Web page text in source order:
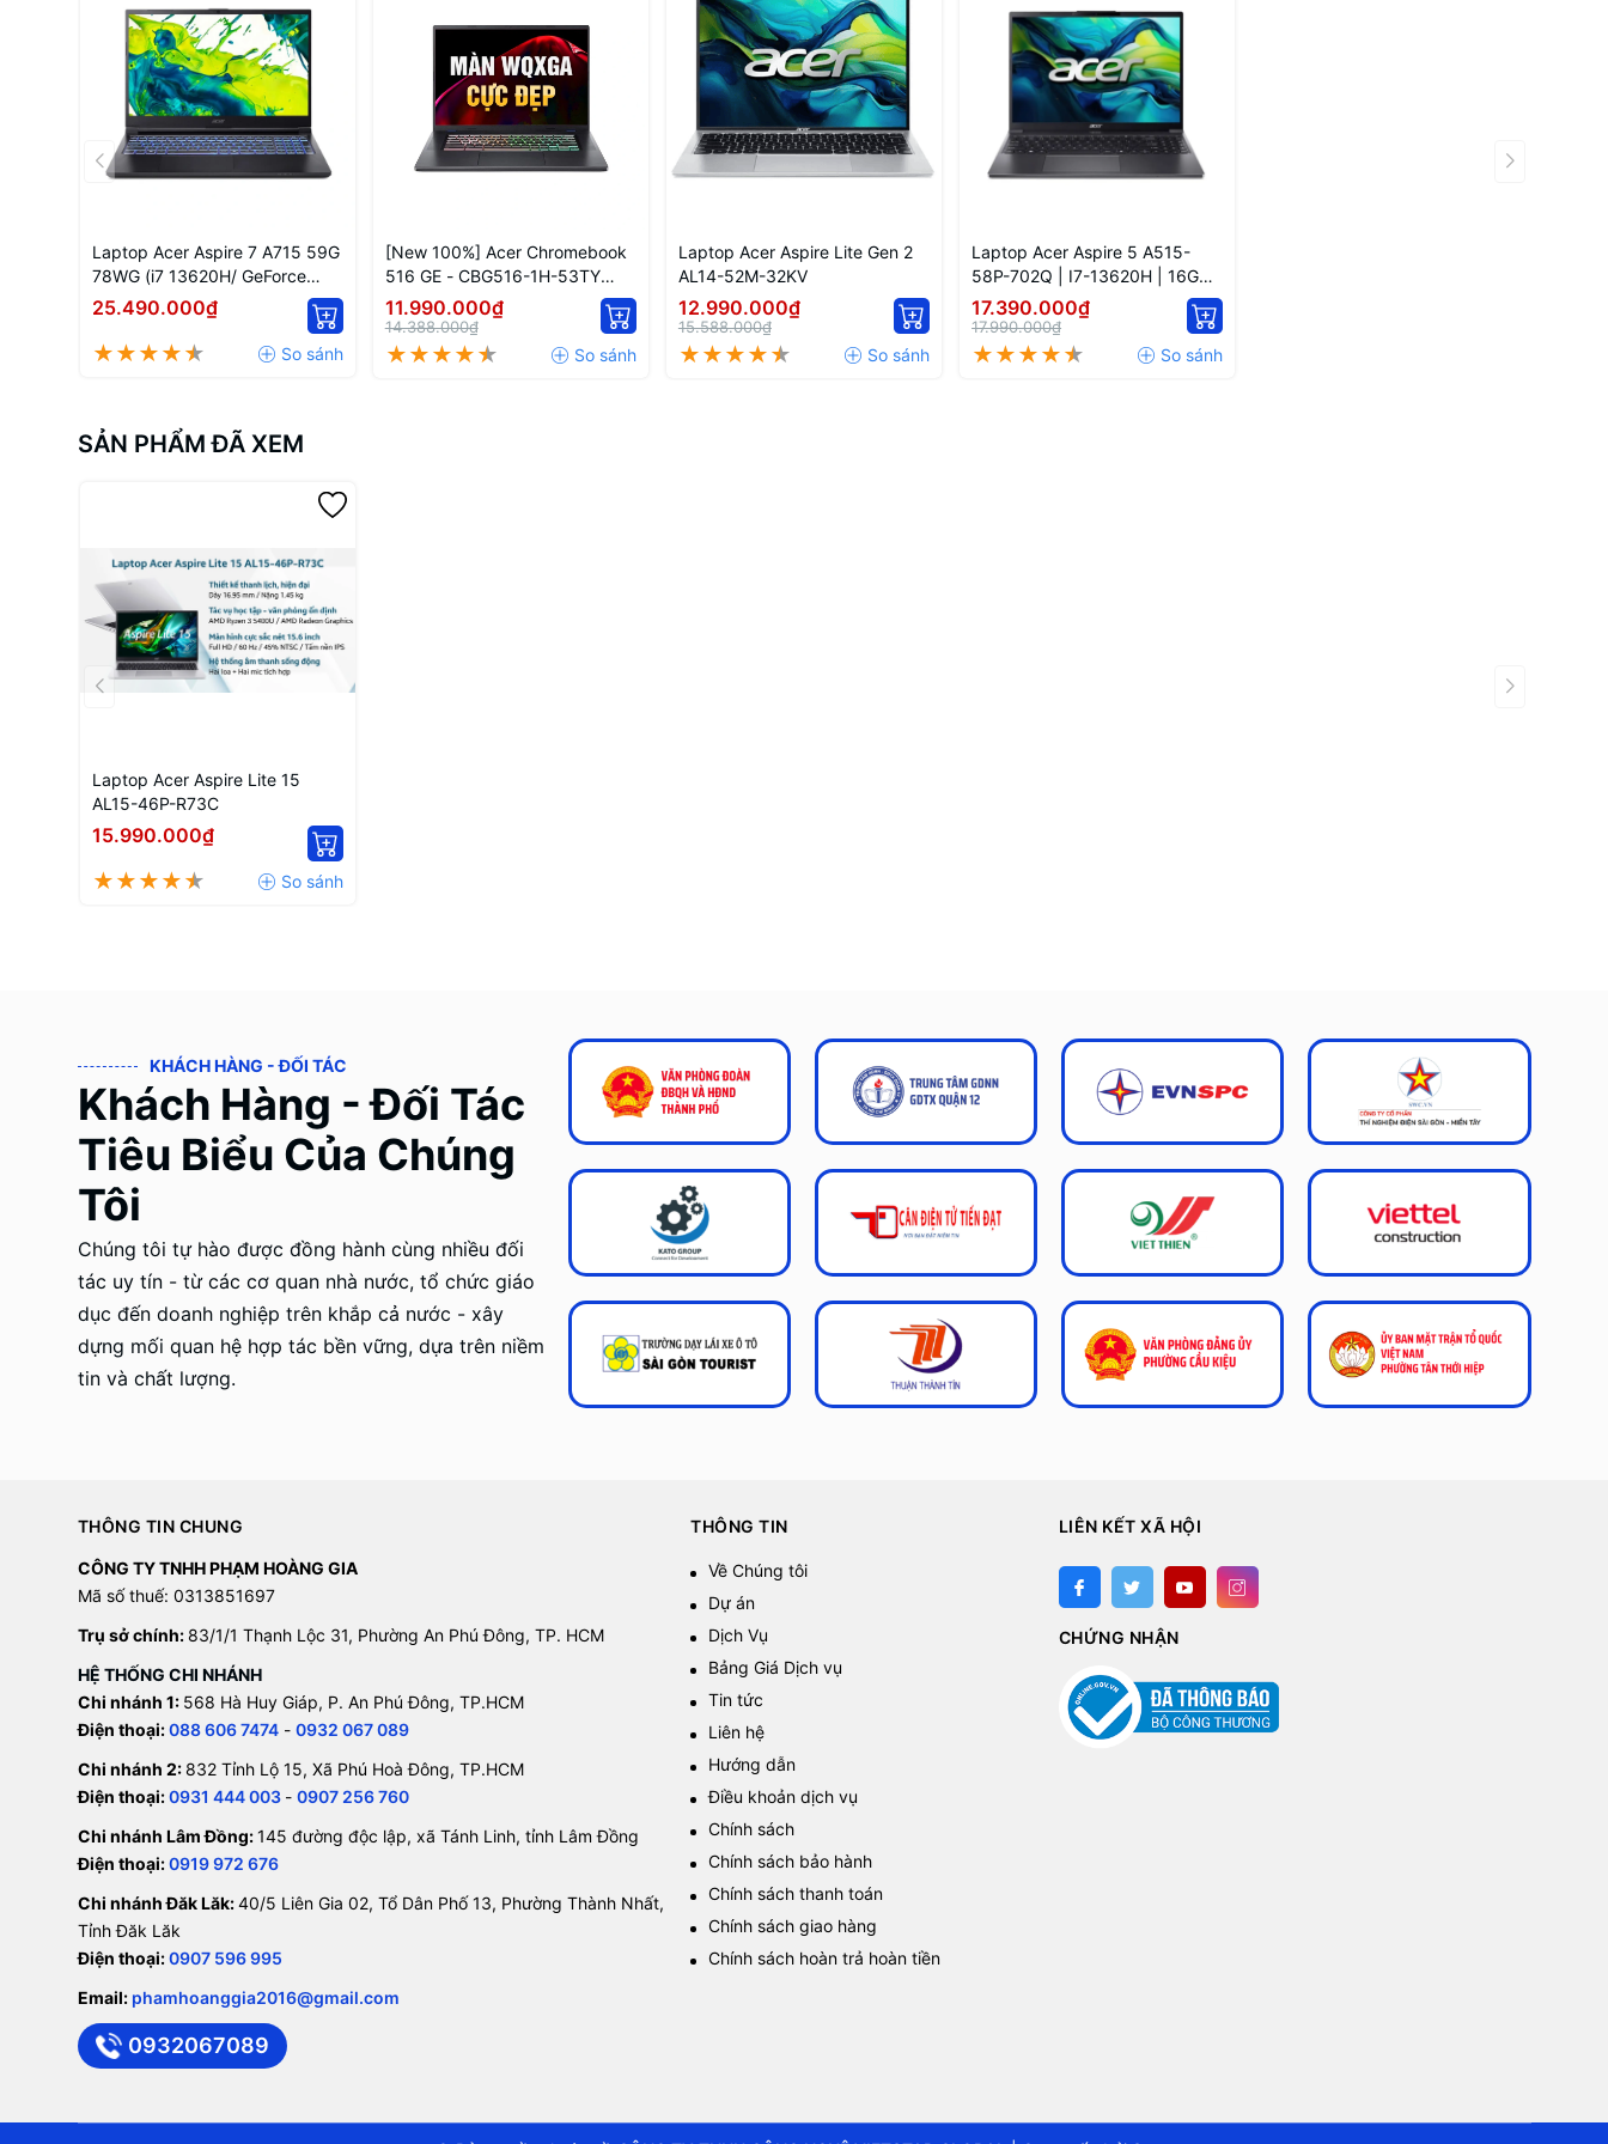
Laptop Acer Aspire 7 A715 59G
78WG (i7 13620H/ GeForce
RTX™ 3050/ 16GB/ 512GB/ Win
25.490.000₫
[New 100%] Acer Chromebook
516 GE - CBG516-1H-53TY
NX.KCWAA.001 Intel Core I5
1240P | 16 Inch WQXGA 120Hz
11.990.000₫
14.388.000₫
Laptop Acer Aspire Lite Gen 2
AL14-52M-32KV
12.990.000₫
15.588.000₫
Laptop Acer Aspire 5 A515-
58P-702Q | I7-13620H | 16GB |
512GB | 15.6'' FHD
17.390.000₫
17.990.000₫
SẢN PHẨM ĐÃ XEM
Laptop Acer Aspire Lite 15
AL15-46P-R73C
15.990.000₫
KHÁCH HÀNG - ĐỐI TÁC
Khách Hàng - Đối Tác
Tiêu Biểu Của Chúng
Tôi
Chúng tôi tự hào được đồng hành cùng nhiều đối
tác uy tín - từ các cơ quan nhà nước, tổ chức giáo
dục đến doanh nghiệp trên khắp cả nước - xây
dựng mối quan hệ hợp tác bền vững, dựa trên niềm
tin và chất lượng.
THÔNG TIN CHUNG
CÔNG TY TNHH PHẠM HOÀNG GIA
Mã số thuế: 0313851697
Trụ sở chính: 83/1/1 Thạnh Lộc 31, Phường An Phú Đông, TP. HCM
HỆ THỐNG CHI NHÁNH
Chi nhánh 1: 568 Hà Huy Giáp, P. An Phú Đông, TP.HCM
Điện thoại:088 606 7474- 0932 067 089
Chi nhánh 2: 832 Tỉnh Lộ 15, Xã Phú Hoà Đông, TP.HCM
Điện thoại:0931 444 003 - 0907 256 760
Chi nhánh Lâm Đồng:145 đường độc lập, xã Tánh Linh, tỉnh Lâm Đồng
Điện thoại:0919 972 676
Chi nhánh Đăk Lăk:40/5 Liên Gia 02, Tổ Dân Phố 13, Phường Thành Nhất,
Tỉnh Đăk Lăk
Điện thoại:0907 596 995
Email: phamhoanggia2016@gmail.com
0932067089
THÔNG TIN
Về Chúng tôi
Dự án
Dịch Vụ
Bảng Giá Dịch vụ
Tin tức
Liên hệ
Hướng dẫn
Điều khoản dịch vụ
Chính sách
Chính sách bảo hành
Chính sách thanh toán
Chính sách giao hàng
Chính sách hoàn trả hoàn tiền
LIÊN KẾT XÃ HỘI
CHỨNG NHẬN